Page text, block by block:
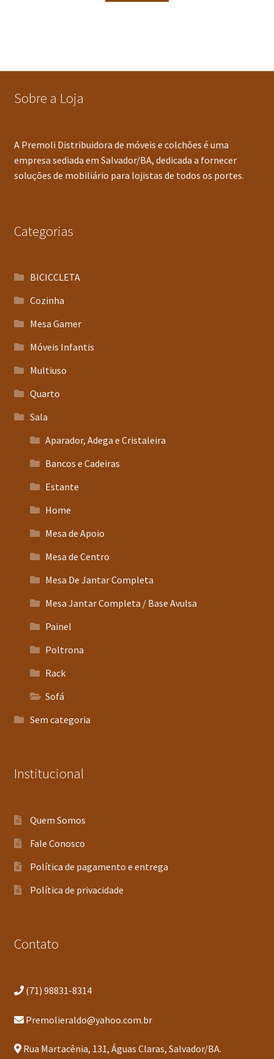
Sobre a Loja
A Premoli Distribuidora de móveis e colchões é uma
empresa sediada em Salvador/BA, dedicada a fornecer
soluções de mobiliário para lojistas de todos os portes.
Categorias
BICICCLETA
Cozinha
Mesa Gamer
Móveis Infantis
Multiuso
Quarto
Sala
Aparador, Adega e Cristaleira
Bancos e Cadeiras
Estante
Home
Mesa de Apoio
Mesa de Centro
Mesa De Jantar Completa
Mesa Jantar Completa / Base Avulsa
Painel
Poltrona
Rack
Sofá
Sem categoria
Institucional
Quem Somos
Fale Conosco
Política de pagamento e entrega
Política de privacidade
Contato
(71) 98831-8314
Premolieraldo@yahoo.com.br
Rua Martacênia, 131, Águas Claras, Salvador/BA.